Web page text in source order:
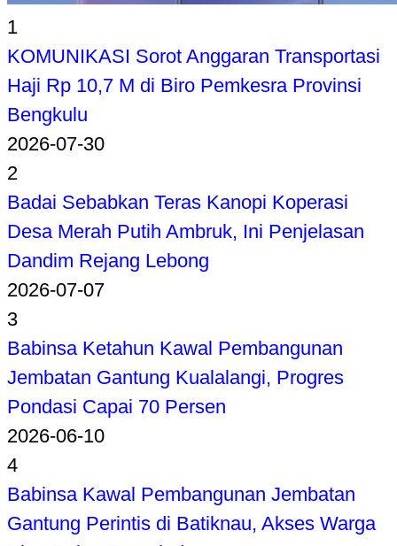
1
KOMUNIKASI Sorot Anggaran Transportasi
Haji Rp 10,7 M di Biro Pemkesra Provinsi
Bengkulu
2026-07-30
2
Badai Sebabkan Teras Kanopi Koperasi
Desa Merah Putih Ambruk, Ini Penjelasan
Dandim Rejang Lebong
2026-07-07
3
Babinsa Ketahun Kawal Pembangunan
Jembatan Gantung Kualalangi, Progres
Pondasi Capai 70 Persen
2026-06-10
4
Babinsa Kawal Pembangunan Jembatan
Gantung Perintis di Batiknau, Akses Warga